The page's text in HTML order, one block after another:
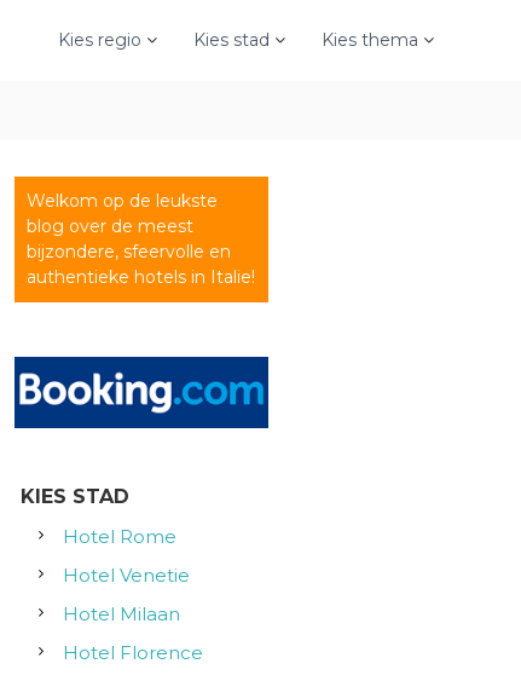
Kies regio Kies stad Kies thema
Welkom op de leukste
blog over de meest
bijzondere, sfeervolle en
authentieke hotels in Italie!
KIES STAD
Hotel Rome
Hotel Venetie
Hotel Milaan
Hotel Florence